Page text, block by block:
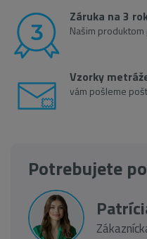
Záruka na 3
Našim
Vzorky
vám pošleme
Potrebujete